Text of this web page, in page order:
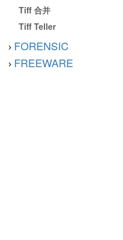
Tiff 合并
Tiff Teller
FORENSIC
FREEWARE